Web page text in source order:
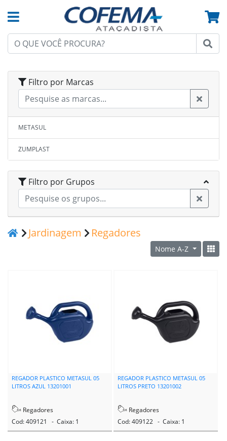
Filtro por Marcas
METASUL
ZUMPLAST
Filtro por Grupos
Jardinagem Regadores
Nome A-Z
REGADOR PLASTICO METASUL 05
LITROS AZUL 13201001
Regadores
Cod: 409121 - Caixa: 1
REGADOR PLASTICO METASUL 05
LITROS PRETO 13201002
Regadores
Cod: 409122 - Caixa: 1